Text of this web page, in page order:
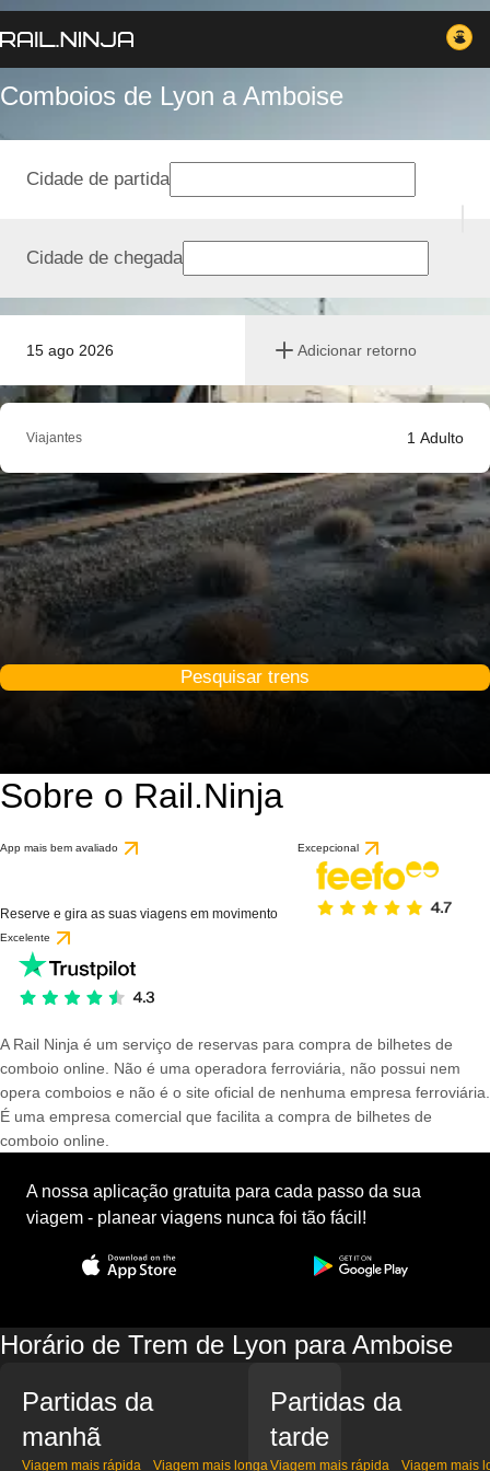
Comboios de Lyon a Amboise
15 ago 2026 Adicionar retorno
Cidade de partida
Cidade de chegada
Viajantes 1 Adulto
Pesquisar trens
Sobre o Rail.Ninja
App mais bem avaliado
Reserve e gira as suas viagens em movimento
Excepcional
Excelente
A Rail Ninja é um serviço de reservas para compra de bilhetes de
comboio online. Não é uma operadora ferroviária, não possui nem
opera comboios e não é o site oficial de nenhuma empresa ferroviária.
É uma empresa comercial que facilita a compra de bilhetes de
comboio online.
A nossa aplicação gratuita para cada passo da sua
viagem - planear viagens nunca foi tão fácil!
Horário de Trem de Lyon para Amboise
Partidas da
manhã
Viagem mais rápida Viagem mais longa
Partidas da
tarde
Viagem mais rápida Viagem mais